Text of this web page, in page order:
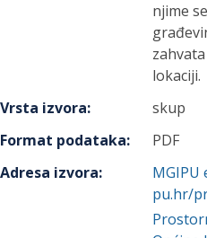
njime
lokaciji.
Vrsta izvora:
skup
Format podataka:
PDF
Adresa izvora:
pu.hr/